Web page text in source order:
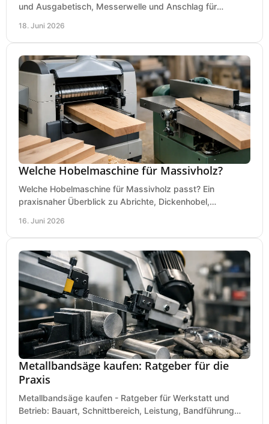
und Ausgabetisch, Messerwelle und Anschlag für
18. Juni 2026
Welche Hobelmaschine für Massivholz?
Welche Hobelmaschine für Massivholz passt? Ein
praxisnaher Überblick zu Abrichte, Dickenhobel,
16. Juni 2026
Metallbandsäge kaufen: Ratgeber für die
Praxis
Metallbandsäge kaufen - Ratgeber für Werkstatt und
Betrieb: Bauart, Schnittbereich, Leistung, Bandführung